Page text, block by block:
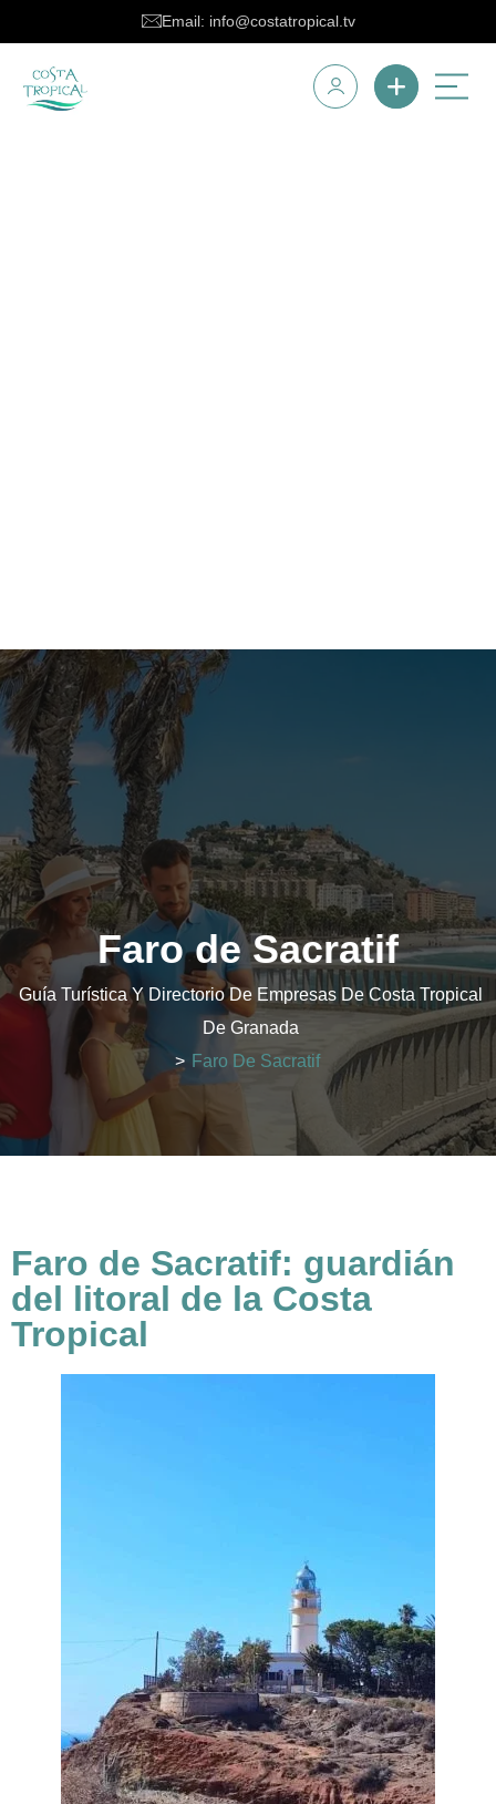
Email: info@costatropical.tv
Faro de Sacratif
Guía Turística Y Directorio De Empresas De Costa Tropical
De Granada
> Faro De Sacratif
Faro de Sacratif: guardián
del litoral de la Costa
Tropical